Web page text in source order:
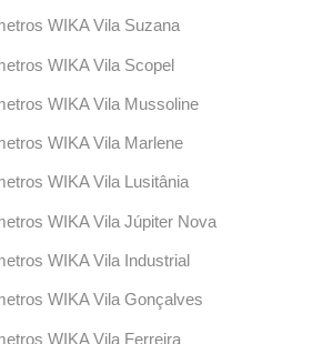
WIKA Vila Suzana
WIKA Vila Scopel
WIKA Vila Mussoline
WIKA Vila Marlene
WIKA Vila Lusitânia
WIKA Vila Júpiter Nova
WIKA Vila Industrial
WIKA Vila Gonçalves
WIKA Vila Ferreira